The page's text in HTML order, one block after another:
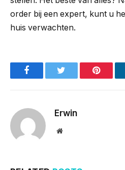
order bij een expert, kunt u
huis verwachten.
Facebook
Erwin
Website